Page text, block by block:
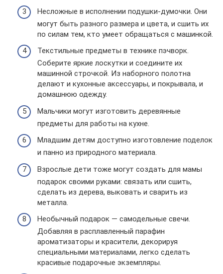
Несложные в исполнении подушки-думочки. Они
могут быть разного размера и цвета, и сшить их
по силам тем, кто умеет обращаться с машинкой.
Текстильные предметы в технике пэчворк.
Соберите яркие лоскутки и соедините их
машинной строчкой. Из наборного полотна
делают и кухонные аксессуары, и покрывала, и
домашнюю одежду.
Мальчики могут изготовить деревянные
предметы для работы на кухне.
Младшим детям доступно изготовление поделок
и панно из природного материала.
Взрослые дети тоже могут создать для мамы
подарок своими руками: связать или сшить,
сделать из дерева, выковать и сварить из
металла.
Необычный подарок — самодельные свечи.
Добавляя в расплавленный парафин
ароматизаторы и красители, декорируя
специальными материалами, легко сделать
красивые подарочные экземпляры.